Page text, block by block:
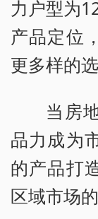
力户型为
产品定位
更多样的选
当房
品力成为
的产品打
区域市场